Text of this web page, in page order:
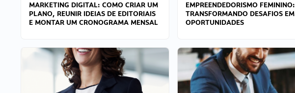
MARKETING DIGITAL: COMO CRIAR UM
PLANO, REUNIR IDEIAS DE EDITORIAIS
E MONTAR UM CRONOGRAMA MENSAL
EMPREENDEDORISMO FEMININO:
TRANSFORMANDO DESAFIOS EM
OPORTUNIDADES